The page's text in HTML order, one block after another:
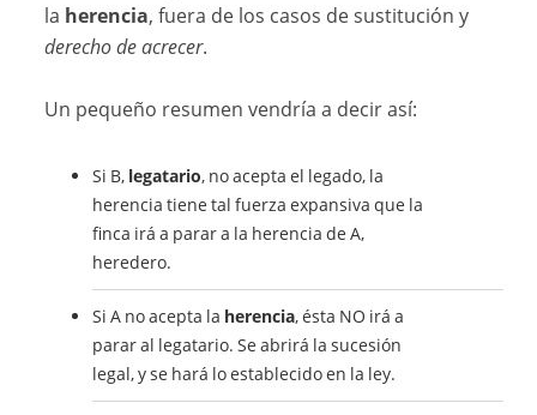
la herencia, fuera de los casos de sustitución y
derecho de acrecer.
Un pequeño resumen vendría a decir así:
Si B, legatario, no acepta el legado, la
herencia tiene tal fuerza expansiva que la
finca irá a parar a la herencia de A,
heredero.
Si A no acepta la herencia, ésta NO irá a
parar al legatario. Se abrirá la sucesión
legal, y se hará lo establecido en la ley.